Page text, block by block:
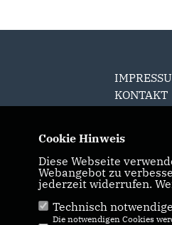
KONTAKT
Cookie Hinweis
Diese Webseite
Webangebot zu
jederzeit widerrufen.
Technisch
Die notwendigen Cookies